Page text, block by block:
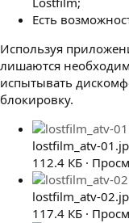
Есть
Используя
лишаются
испытывать
блокировку.
lostfilm_atv-
112.4 КБ ·
lostfilm_atv-
117.4 КБ ·